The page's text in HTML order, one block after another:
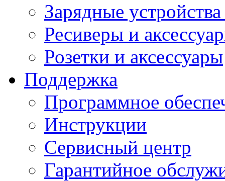
Зарядные
Ресиверы и
Розетки и аксессуары
Поддержка
Программное
Инструкции
Сервисный центр
Гарантийное